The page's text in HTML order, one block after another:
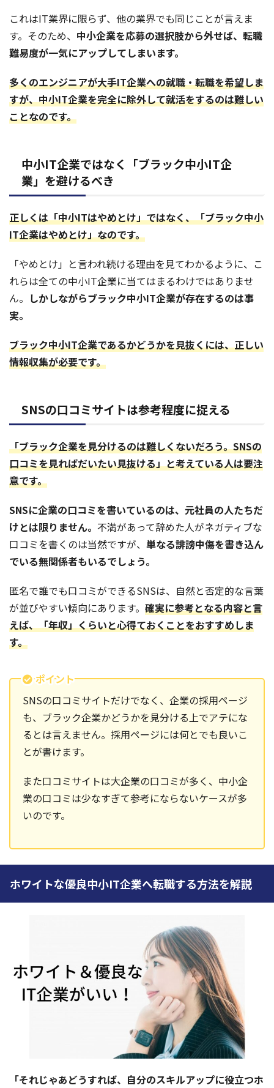
これはIT業界に限らず、他の業界でも同じことが言えま
す。そのため、 中小企業を応募の選択肢から外せば、転職
難易度が一気にアップしてしまいます。
多くのエンジニアが大手IT企業への就職・転職を希望しま
すが、中小IT企業を完全に除外して就活をするのは難しい
ことなのです。
中小IT企業ではなく「ブラック中小IT企
業」を避けるべき
正しくは「中小ITはやめとけ」ではなく、「ブラック中小
IT企業はやめとけ」なのです。
「やめとけ」と言われ続ける理由を見てわかるように、こ
れらは全ての中小IT企業に当てはまるわけではありませ
ん。 しかしながらブラック中小IT企業が存在するのは事
実。
ブラック中小IT企業であるかどうかを見抜くには、正しい
情報収集が必要です。
SNSの口コミサイトは参考程度に捉える
「ブラック企業を見分けるのは難しくないだろう。SNSの
口コミを見ればだいたい見抜ける」と考えている人は要注
意です。
SNSに企業の口コミを書いているのは、元社員の人たちだ
けとは限りません。 不満があって辞めた人がネガティブな
口コミを書くのは当然ですが、 単なる誹謗中傷を書き込ん
でいる無関係者もいるでしょう。
匿名で誰でも口コミができるSNSは、自然と否定的な言葉
が並びやすい傾向にあります。 確実に参考となる内容と言
えば、「年収」くらいと心得ておくことをおすすめしま
す。
ポイント
SNSの口コミサイトだけでなく、企業の採用ページ
も、ブラック企業かどうかを見分ける上でアテにな
るとは言えません。採用ページには何とでも良いこ
とが書けます。
また口コミサイトは大企業の口コミが多く、中小企
業の口コミは少なすぎて参考にならないケースが多
いのです。
ホワイトな優良中小IT企業へ転職する方法を解説
「それじゃあどうすれば、自分のスキルアップに役立つホ